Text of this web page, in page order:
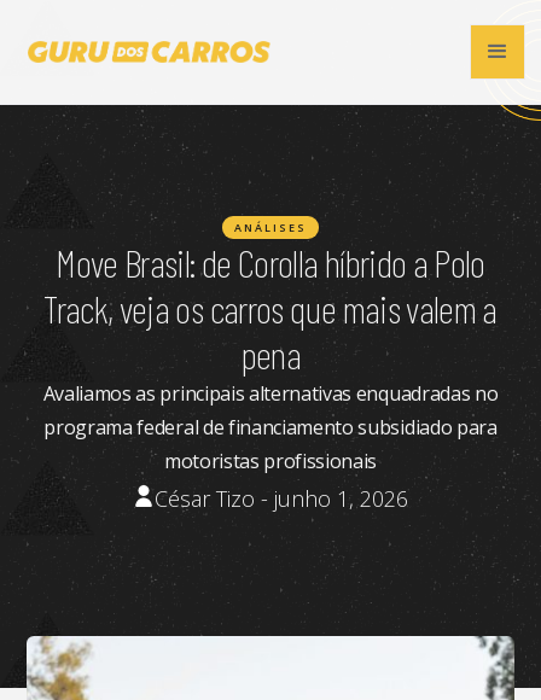
ANÁLISES
Move Brasil: de Corolla híbrido a Polo
Track, veja os carros que mais valem a
pena
Avaliamos as principais alternativas enquadradas no
programa federal de financiamento subsidiado para
motoristas profissionais
César Tizo - junho 1, 2026